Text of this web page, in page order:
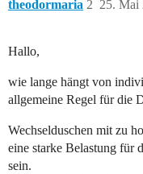
theodormaria 25. Mai
2
Hallo,
wie lange hängt von
allgemeine Regel für die
Wechselduschen mit zu
eine starke Belastung für
sein.